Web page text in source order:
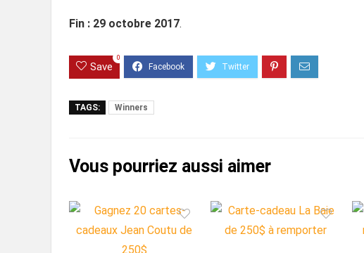
Fin : 29 octobre 2017.
Save
0
TAGS: Winners